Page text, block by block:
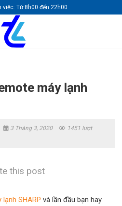
việc: Từ 8h00 đến 22h00
máy lạnh
3 Tháng 3, 2020
1451 lượt
this post
lạnh SHARP và lần đầu bạn hay